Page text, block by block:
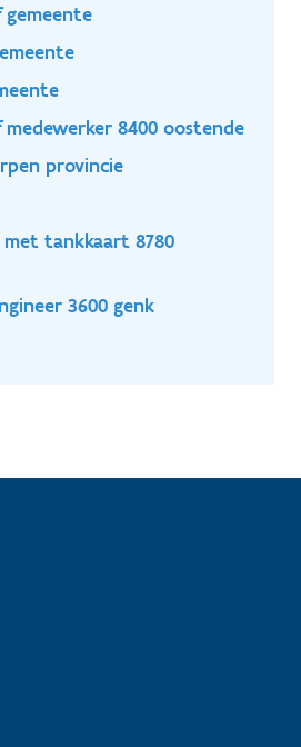
8400 oostende
provincie
met tankkaart 8780
3600 genk